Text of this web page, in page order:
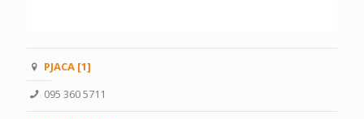
PJACA [1]
095 360 5711